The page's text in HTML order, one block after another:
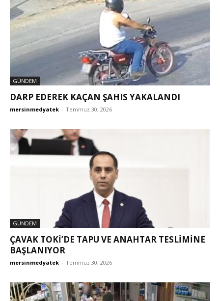
GÜNDEM
DARP EDEREK KAÇAN ŞAHIS YAKALANDI
mersinmedyatek - Temmuz 30, 2026
GÜNDEM
ÇAVAK TOKİ’DE TAPU VE ANAHTAR TESLIMINE
BAŞLANIYOR
mersinmedyatek - Temmuz 30, 2026